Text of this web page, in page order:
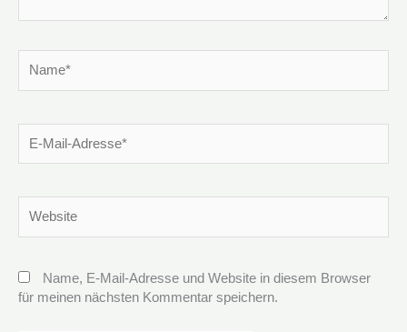
Mail-
Name, E-Mail-Adresse und Website in diesem Browser
für meinen nächsten Kommentar speichern.